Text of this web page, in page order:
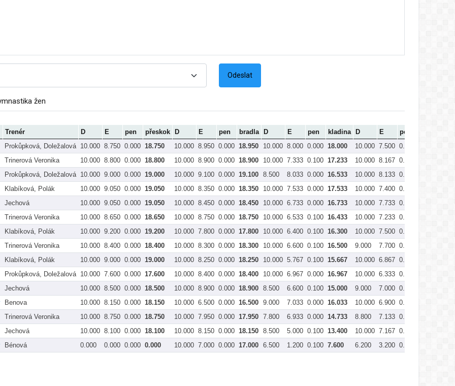
žen
Trenér D E pen přeskok D E pen bradla D E pen kladina D E pen
Prokůpková, Doležalová 10.000 8.750 0.000 18.750 10.000 8.950 0.000 18.950 10.000 8.000 0.000 18.000 10.000 7.500 0.000
Trinerová Veronika
10.000 8.800 0.000 18.800 10.000 8.900 0.000 18.900 10.000 7.333 0.100 17.233 10.000 8.167 0.000
Prokůpková, Doležalová 10.000 9.000 0.000 19.000 10.000 9.100 0.000 19.100 8.500 8.033 0.000 16.533 10.000 8.133 0.000
Klabíková, Polák
10.000 9.050 0.000 19.050 10.000 8.350 0.000 18.350 10.000 7.533 0.000 17.533 10.000 7.400 0.000
Jechová
10.000 9.050 0.000 19.050 10.000 8.450 0.000 18.450 10.000 6.733 0.000 16.733 10.000 7.733 0.000
Trinerová Veronika
10.000 8.650 0.000 18.650 10.000 8.750 0.000 18.750 10.000 6.533 0.100 16.433 10.000 7.233 0.000
Klabíková, Polák
10.000 9.200 0.000 19.200 10.000 7.800 0.000 17.800 10.000 6.400 0.100 16.300 10.000 7.500 0.000
Trinerová Veronika
10.000 8.400 0.000 18.400 10.000 8.300 0.000 18.300 10.000 6.600 0.100 16.500 9.000 7.700 0.000
Klabíková, Polák
10.000 9.000 0.000 19.000 10.000 8.250 0.000 18.250 10.000 5.767 0.100 15.667 10.000 6.867 0.000
Prokůpková, Doležalová 10.000 7.600 0.000 17.600 10.000 8.400 0.000 18.400 10.000 6.967 0.000 16.967 10.000 6.333 0.000
Jechová
10.000 8.500 0.000 18.500 10.000 8.900 0.000 18.900 8.500 6.600 0.100 15.000 9.000 7.000 0.000
Benova 10.000 8.150 0.000 18.150 10.000 6.500 0.000 16.500 9.000 7.033 0.000 16.033 10.000 6.900 0.000
Trinerová Veronika
10.000 8.750 0.000 18.750 10.000 7.950 0.000 17.950 7.800 6.933 0.000 14.733 8.800 7.133 0.000
Jechová
10.000 8.100 0.000 18.100 10.000 8.150 0.000 18.150 8.500 5.000 0.100 13.400 10.000 7.167 0.000
Bénová 0.000 0.000 0.000 0.000 10.000 7.000 0.000 17.000 6.500 1.200 0.100 7.600 6.200 3.200 0.000